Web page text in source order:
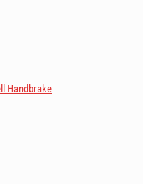
Handbrake